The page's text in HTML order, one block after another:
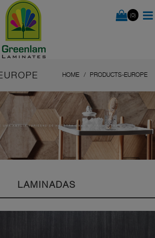
(0)
HOME PRODUCTS-EUROPE
UNA AMPLIA VARIEDAD DE NUESTRA GAMA DE PRODUCTOS
LAMINADAS